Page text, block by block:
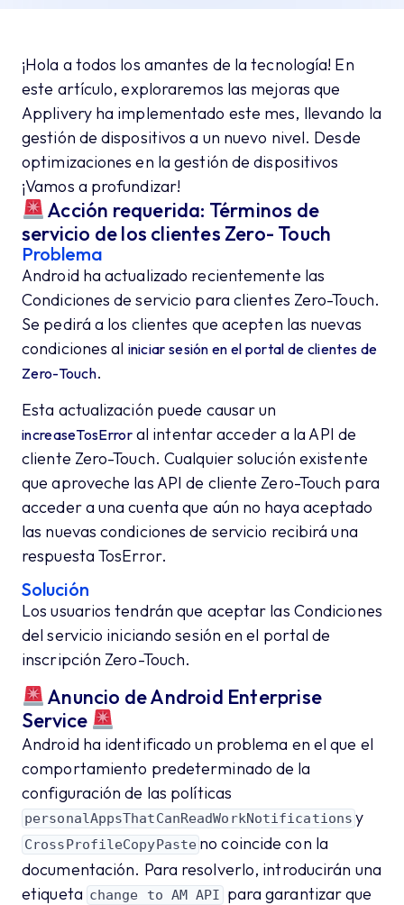
¡Hola a todos los amantes de la tecnología! En
este artículo, exploraremos las mejoras que
Applivery ha implementado este mes, llevando la
gestión de dispositivos a un nuevo nivel. Desde
optimizaciones en la gestión de dispositivos
¡Vamos a profundizar!
Acción requerida: Términos de
servicio de los clientes Zero- Touch
Problema
Android ha actualizado recientemente las
Condiciones de servicio para clientes Zero-Touch.
Se pedirá a los clientes que acepten las nuevas
condiciones al iniciar sesión en el portal de clientes de
Zero-Touch.
Esta actualización puede causar un
increaseTosErroral intentar acceder a la API de
cliente Zero-Touch. Cualquier solución existente
que aproveche las API de cliente Zero-Touch para
acceder a una cuenta que aún no haya aceptado
las nuevas condiciones de servicio recibirá una
respuesta TosError.
Solución
Los usuarios tendrán que aceptar las Condiciones
del servicio iniciando sesión en el portal de
inscripción Zero-Touch.
Anuncio de Android Enterprise
Service
Android ha identificado un problema en el que el
comportamiento predeterminado de la
configuración de las políticas
personalAppsThatCanReadWorkNotifications y
CrossProfileCopyPaste no coincide con la
documentación. Para resolverlo, introducirán una
etiqueta change to AM API para garantizar que